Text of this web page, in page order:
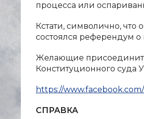
процесса или
Кстати, символично,
состоялся референдум
Желающие
Конституционного суда
https://
СПРАВКА